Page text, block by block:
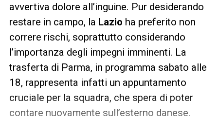
avvertiva dolore all’inguine. Pur desiderando
restare in campo, la Lazio ha preferito non
correre rischi, soprattutto considerando
l’importanza degli impegni imminenti. La
trasferta di Parma, in programma sabato alle
18, rappresenta infatti un appuntamento
cruciale per la squadra, che spera di poter
contare nuovamente sull’esterno danese.